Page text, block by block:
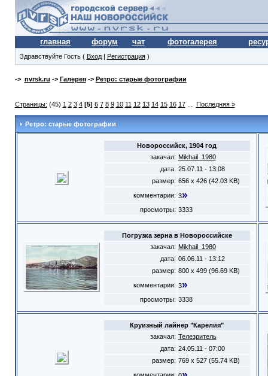
главная форум чат фотогалерея
Здравствуйте Гость ( Вход| Регистрация)
-> nvrsk.ru -> Галерея-> Ретро: старые фотографии
Страницы: (45) 1 2 3 4 [5] 6 7 8 9 10 11 12 13 14 15 16 17... Последняя »
Ретро: старые фотографии
Новороссийск, 1904 год
закачал: Mikhail_1980
дата: 25.07.11 - 13:08
размер: 656 x 426 (42.03 KB)
комментарии: 3»
просмотры: 3333
Погрузка зерна в Новороссийске
закачал: Mikhail_1980
дата: 06.06.11 - 13:12
размер: 800 x 499 (96.69 KB)
комментарии: 3»
просмотры: 3338
Круизный лайнер "Карелия"
закачал: Телезритель
дата: 24.05.11 - 07:00
размер: 769 x 527 (55.74 KB)